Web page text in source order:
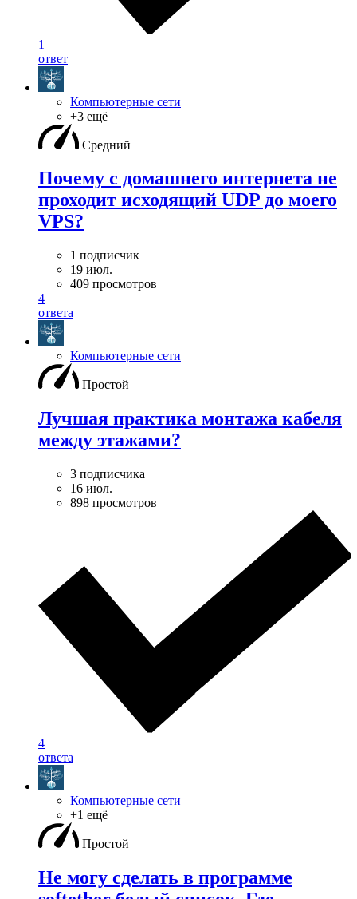
1
ответ
Компьютерные сети
+3 ещё
Средний
Почему с домашнего интернета не
проходит исходящий UDP до моего
VPS?
1 подписчик
19 июл.
409 просмотров
4
ответа
Компьютерные сети
Простой
Лучшая практика монтажа кабеля
между этажами?
3 подписчика
16 июл.
898 просмотров
4
ответа
Компьютерные сети
+1 ещё
Простой
Не могу сделать в программе